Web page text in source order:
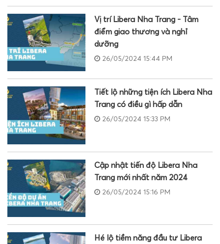
Vị trí Libera Nha Trang - Tâm
điểm giao thương và nghỉ
dưỡng
26/05/2024 15:44 PM
Tiết lộ những tiện ích Libera Nha
Trang có điều gì hấp dẫn
26/05/2024 15:33 PM
Cập nhật tiến độ Libera Nha
Trang mới nhất năm 2024
26/05/2024 15:16 PM
Hé lộ tiềm năng đầu tư Libera